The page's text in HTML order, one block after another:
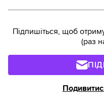
Підпишіться, щоб
(раз